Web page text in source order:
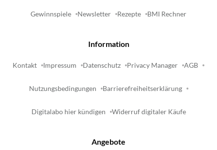
Gewinnspiele Newsletter Rezepte BMI Rechner
Information
Kontakt Impressum Datenschutz Privacy Manager AGB
Nutzungsbedingungen Barrierefreiheitserklärung
Digitalabo hier kündigen Widerruf digitaler Käufe
Angebote